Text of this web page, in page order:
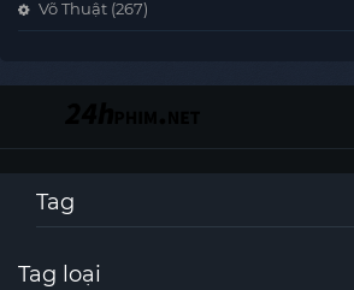
Võ Thuật (267)
Tag
Tag loại